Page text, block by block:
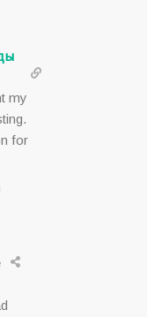
my
for